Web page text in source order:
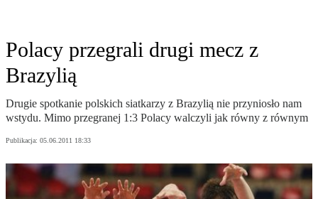
Polacy przegrali drugi mecz z
Brazylią
Drugie spotkanie polskich siatkarzy z Brazylią nie przyniosło nam
wstydu. Mimo przegranej 1:3 Polacy walczyli jak równy z równym
Publikacja: 05.06.2011 18:33